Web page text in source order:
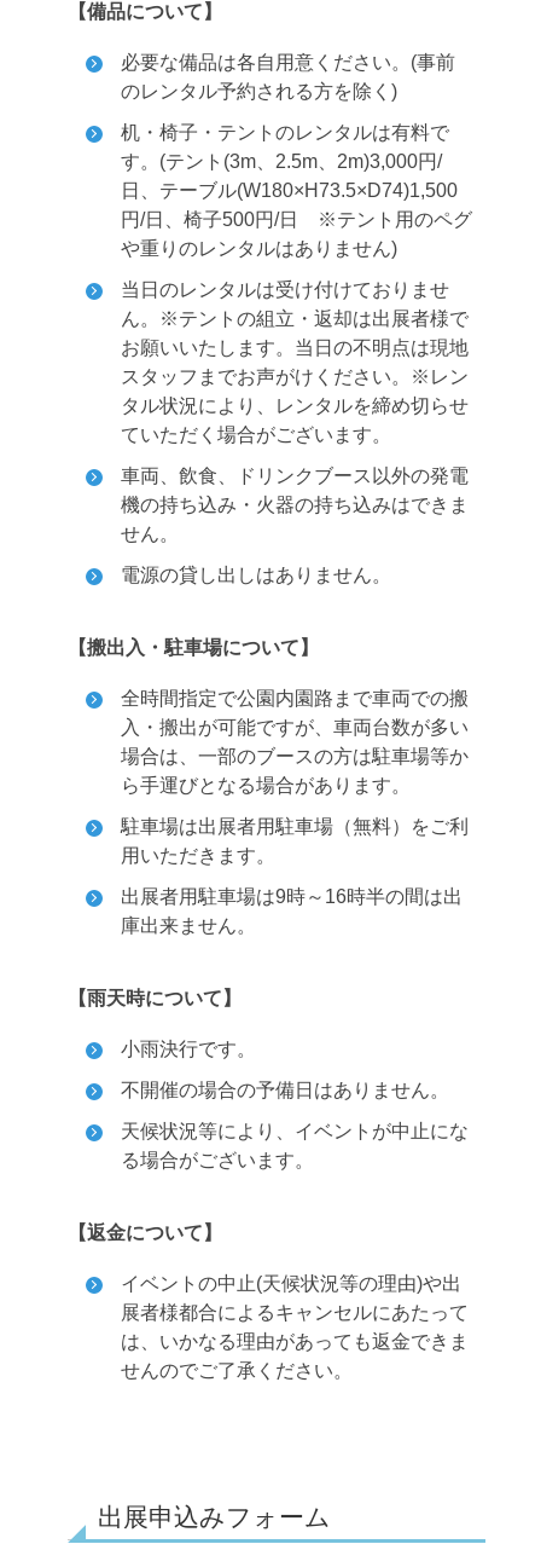
【備品について】
必要な備品は各自用意ください。(事前
のレンタル予約される方を除く)
机・椅子・テントのレンタルは有料で
す。(テント(3m、2.5m、2m)3,000円/
日、テーブル(W180×H73.5×D74)1,500
円/日、椅子500円/日 ※テント用のペグ
や重りのレンタルはありません)
当日のレンタルは受け付けておりませ
ん。
※テントの組立・返却は出展者様で
お願いいたします。当日の不明点は現地
スタッフまでお声がけください。※レン
タル状況により、レンタルを締め切らせ
ていただく場合がございます。
車両、飲食、ドリンクブース以外の発電
機の持ち込み・火器の持ち込みはできま
せん。
電源の貸し出しはありません。
【搬出入・駐車場について】
全時間指定で公園内園路まで車両での搬
入・搬出が可能ですが、車両台数が多い
場合は、一部のブースの方は駐車場等か
ら手運びとなる場合があります。
駐車場は出展者用駐車場（無料）をご利
用いただきます。
出展者用駐車場は9時～16時半の間は出
庫出来ません。
【雨天時について】
小雨決行です。
不開催の場合の予備日はありません。
天候状況等により、イベントが中止にな
る場合がございます。
【返金について】
イベントの中止(天候状況等の理由)や出
展者様都合によるキャンセルにあたって
は、いかなる理由があっても返金できま
せんのでご了承ください。
出展申込みフォーム